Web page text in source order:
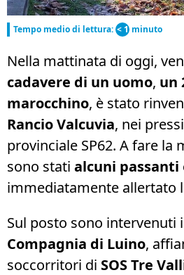
Tempo medio di lettura: < 1 minuto
Nella mattinata di oggi,
cadavere di un uomo, un
marocchino, è stato
Rancio Valcuvia, nei
provinciale SP62. A fare la
sono stati alcuni passanti
immediatamente allertato
Sul posto sono intervenuti i
Compagnia di Luino,
soccorritori di SOS Tre